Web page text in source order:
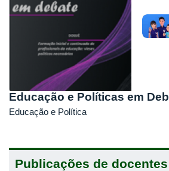
Educação e Políticas em
Educação e Política
Publicações de docentes